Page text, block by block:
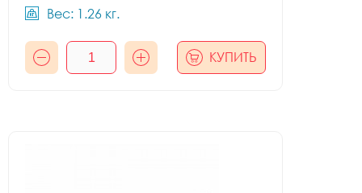
Вес: 1.26 кг.
КУПИТЬ